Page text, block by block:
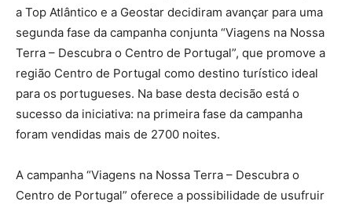
a Top Atlântico e a Geostar decidiram avançar para uma
segunda fase da campanha conjunta “Viagens na Nossa
Terra – Descubra o Centro de Portugal”, que promove a
região Centro de Portugal como destino turístico ideal
para os portugueses. Na base desta decisão está o
sucesso da iniciativa: na primeira fase da campanha
foram vendidas mais de 2700 noites.
A campanha “Viagens na Nossa Terra – Descubra o
Centro de Portugal” oferece a possibilidade de usufruir